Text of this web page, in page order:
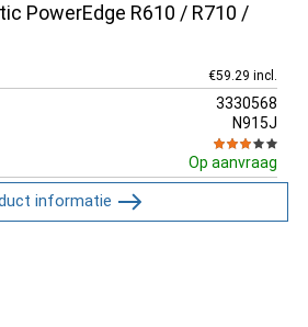
PowerEdge R610 / R710 /
€59.29 incl.
3330568
N915J
Op aanvraag
informatie